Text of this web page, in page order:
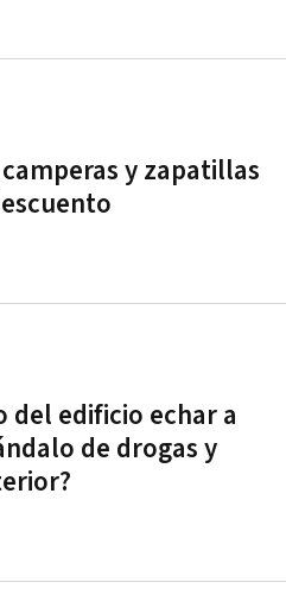
y zapatillas
del edificio echar a
de drogas y